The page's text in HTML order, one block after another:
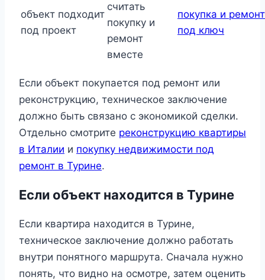
объект подходит
под проект
считать
покупку и
ремонт
вместе
покупка и ремонт
под ключ
Если объект покупается под ремонт или
реконструкцию, техническое заключение
должно быть связано с экономикой сделки.
Отдельно смотрите реконструкцию квартиры
в Италии и покупку недвижимости под
ремонт в Турине.
Если объект находится в Турине
Если квартира находится в Турине,
техническое заключение должно работать
внутри понятного маршрута. Сначала нужно
понять, что видно на осмотре, затем оценить